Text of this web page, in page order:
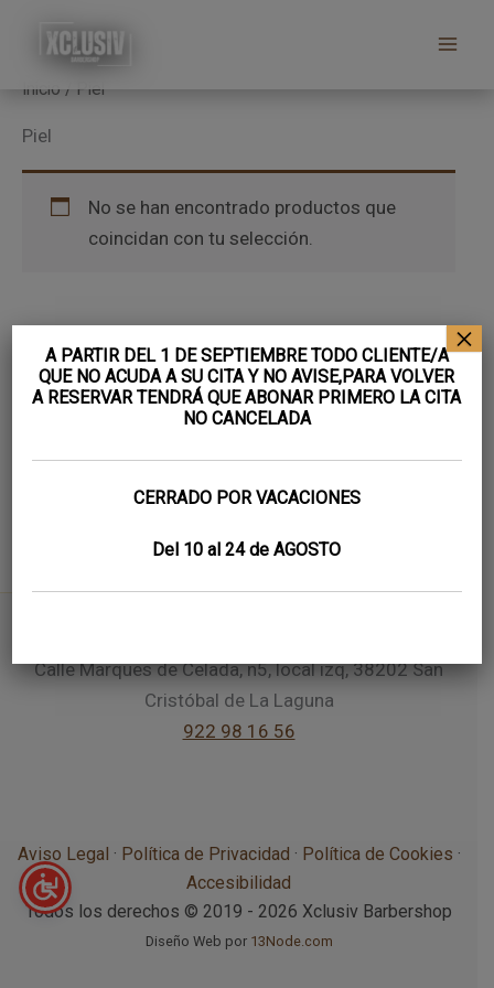
principal
página
Inicio / Piel
Piel
No se han encontrado productos que
coincidan con tu selección.
Calle Marques de Celada, n5, local izq, 38202 San
Cristóbal de La Laguna
922 98 16 56
Aviso Legal · Política de Privacidad · Política de Cookies ·
Accesibilidad
Todos los derechos © 2019 - 2026 Xclusiv Barbershop
Diseño Web por 13Node.com
A PARTIR DEL 1 DE SEPTIEMBRE TODO CLIENTE/A
QUE NO ACUDA A SU CITA Y NO AVISE,PARA VOLVER
A RESERVAR TENDRÁ QUE ABONAR PRIMERO LA CITA
NO CANCELADA
CERRADO POR VACACIONES
Del 10 al 24 de AGOSTO
×